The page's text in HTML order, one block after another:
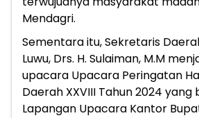
Mendagri.
Sementara itu, Sekretaris
Luwu, Drs. H. Sulaiman, M.M
upacara Upacara Peringatan
Daerah XXVIII Tahun 2024 yang
Lapangan Upacara Kantor